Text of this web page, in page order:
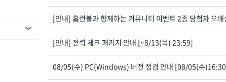
[안내] 홈런볼과 함께하는 커뮤니티 이벤트 2종 당첨자 오배
[안내] 전력 체크 패키지 안내 [~8/13(목) 23:59]
08/05(수) PC(Windows) 버전 점검 안내 [08/05(수